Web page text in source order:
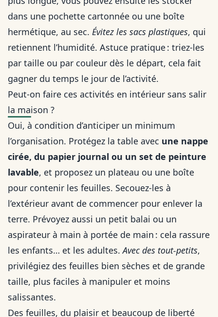
dans une pochette cartonnée ou une boîte
hermétique, au sec. Évitez les sacs plastiques, qui
retiennent l’humidité. Astuce pratique : triez-les
par taille ou par couleur dès le départ, cela fait
gagner du temps le jour de l’activité.
Peut-on faire ces activités en intérieur sans salir
la maison ?
Oui, à condition d’anticiper un minimum
l’organisation. Protégez la table avec une nappe
cirée, du papier journal ou un set de peinture
lavable, et proposez un plateau ou une boîte
pour contenir les feuilles. Secouez-les à
l’extérieur avant de commencer pour enlever la
terre. Prévoyez aussi un petit balai ou un
aspirateur à main à portée de main : cela rassure
les enfants… et les adultes.Avec des tout-petits,
privilégiez des feuilles bien sèches et de grande
taille, plus faciles à manipuler et moins
salissantes.
Des feuilles, du plaisir et beaucoup de liberté